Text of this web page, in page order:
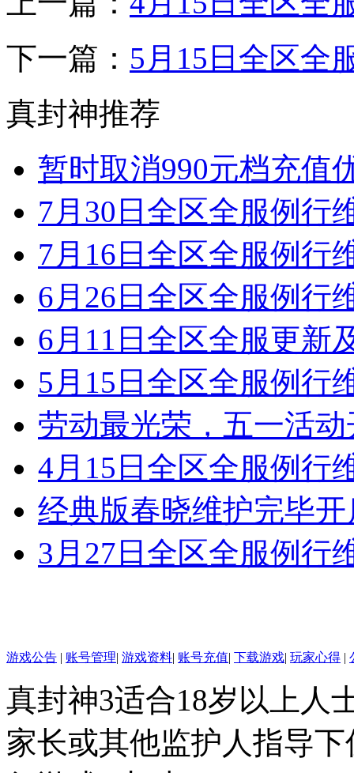
下一篇： 5月15日全区全
真封神推荐
暂时取消990元档充值
7月30日全区全服例行
7月16日全区全服例行
6月26日全区全服例行
6月11日全区全服更新
5月15日全区全服例行
劳动最光荣，五一活
4月15日全区全服例行
经典版春晓维护完毕
3月27日全区全服例行
游戏公告 | 账号管理| 游戏资料| 账号充值| 下载游戏| 玩家心得 |
真封神3适合18岁以上人
家长或其他监护人指导